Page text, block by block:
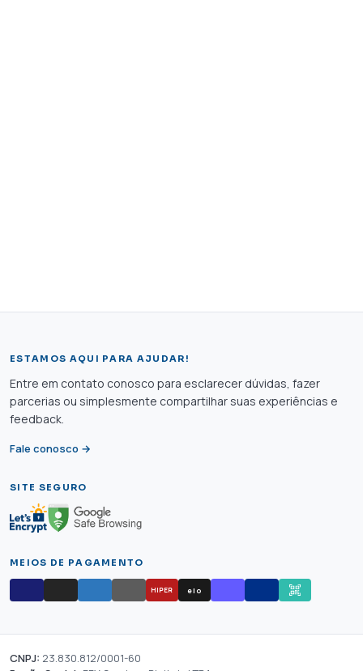
ESTAMOS AQUI PARA AJUDAR!
Entre em contato conosco para esclarecer dúvidas, fazer
parcerias ou simplesmente compartilhar suas experiências e
feedback.
Fale conosco →
SITE SEGURO
MEIOS DE PAGAMENTO
HIPER elo
CNPJ: 23.830.812/0001-60